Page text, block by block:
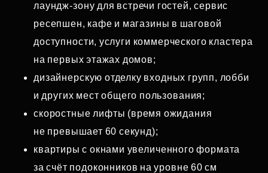
лаундж‑зону для встречи гостей, сервис
ресепшен, кафе и магазины в шаговой
доступности, услуги коммерческого кластера
на первых этажах домов;
дизайнерскую отделку входных групп, лобби
и других мест общего пользования;
скоростные лифты (время ожидания
не превышает 60 секунд);
квартиры с окнами увеличенного формата
за счёт подоконников на уровне 60 см